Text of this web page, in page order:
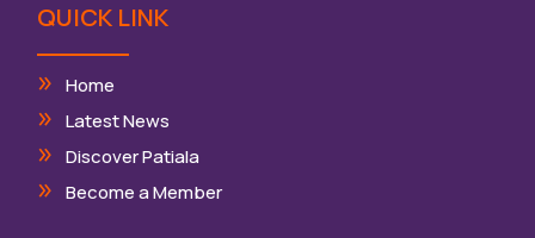
QUICK LINK
Home
Latest News
Discover Patiala
Become a Member